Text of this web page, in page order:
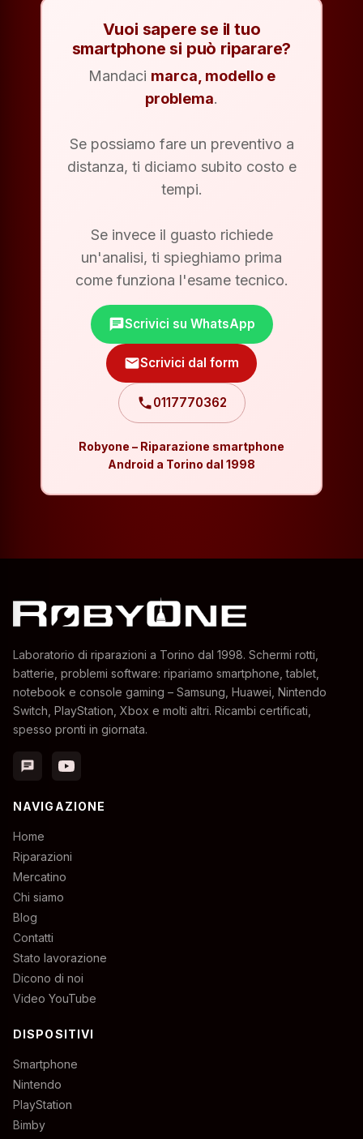
Vuoi sapere se il tuo
smartphone si può riparare?
Mandaci marca, modello e
problema.
Se possiamo fare un preventivo a
distanza, ti diciamo subito costo e
tempi.
Se invece il guasto richiede
un'analisi, ti spieghiamo prima
come funziona l'esame tecnico.
chatScrivici su WhatsApp
mailScrivici dal form
phone0117770362
Robyone – Riparazione smartphone
Android a Torino dal 1998
Laboratorio di riparazioni a Torino dal 1998. Schermi rotti,
batterie, problemi software: ripariamo smartphone, tablet,
notebook e console gaming – Samsung, Huawei, Nintendo
Switch, PlayStation, Xbox e molti altri. Ricambi certificati,
spesso pronti in giornata.
chat
NAVIGAZIONE
Home
Riparazioni
Mercatino
Chi siamo
Blog
Contatti
Stato lavorazione
Dicono di noi
Video YouTube
DISPOSITIVI
Smartphone
Nintendo
PlayStation
Bimby